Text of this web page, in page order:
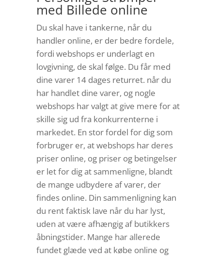
med Billede online
Du skal have i tankerne, når du
handler online, er der bedre fordele,
fordi webshops er underlagt en
lovgivning, de skal følge. Du får med
dine varer 14 dages returret. når du
har handlet dine varer, og nogle
webshops har valgt at give mere for at
skille sig ud fra konkurrenterne i
markedet. En stor fordel for dig som
forbruger er, at webshops har deres
priser online, og priser og betingelser
er let for dig at sammenligne, blandt
de mange udbydere af varer, der
findes online. Din sammenligning kan
du rent faktisk lave når du har lyst,
uden at være afhængig af butikkers
åbningstider. Mange har allerede
fundet glæde ved at købe online og